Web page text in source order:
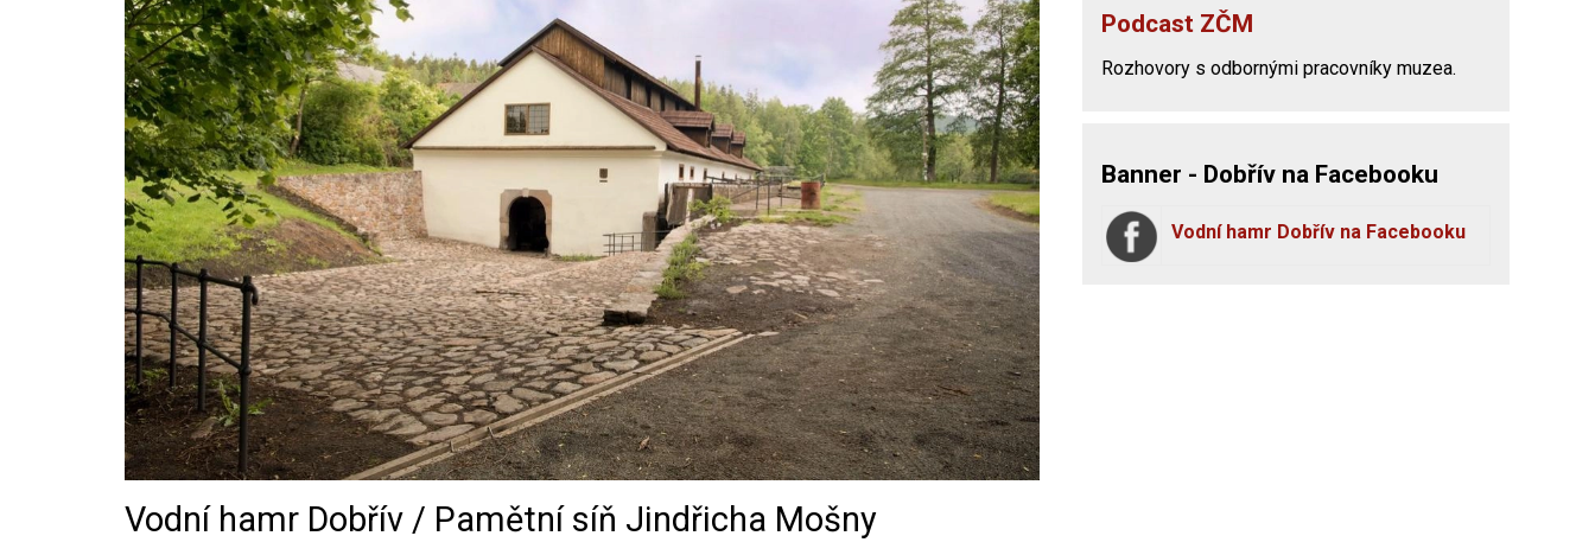
Vodní hamr Dobřív / Pamětní síň Jindřicha Mošny
Podcast ZČM
Rozhovory s odbornými pracovníky muzea.
Banner - Dobřív na Facebooku
Vodní hamr Dobřív na Facebooku